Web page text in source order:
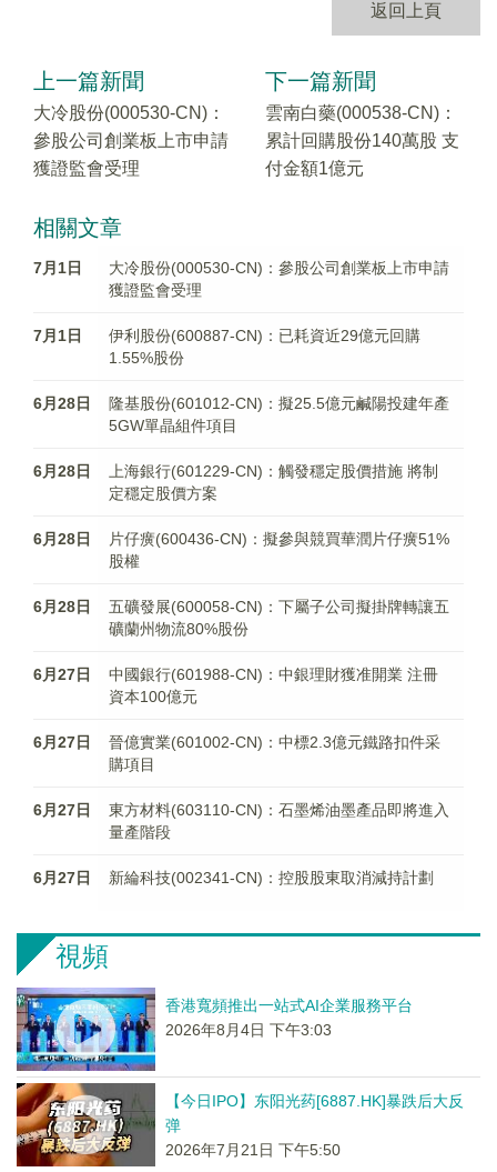
返回上頁
上一篇新聞
大冷股份(000530-CN)：
參股公司創業板上市申請
獲證監會受理
下一篇新聞
雲南白藥(000538-CN)：
累計回購股份140萬股 支
付金額1億元
相關文章
7月1日
大冷股份(000530-CN)：參股公司創業板上市申請
獲證監會受理
7月1日
伊利股份(600887-CN)：已耗資近29億元回購
1.55%股份
6月28日
隆基股份(601012-CN)：擬25.5億元鹹陽投建年產
5GW單晶組件項目
6月28日
上海銀行(601229-CN)：觸發穩定股價措施 將制
定穩定股價方案
6月28日
片仔癀(600436-CN)：擬參與競買華潤片仔癀51%
股權
6月28日
五礦發展(600058-CN)：下屬子公司擬掛牌轉讓五
礦蘭州物流80%股份
6月27日
中國銀行(601988-CN)：中銀理財獲准開業 注冊
資本100億元
6月27日
晉億實業(601002-CN)：中標2.3億元鐵路扣件采
購項目
6月27日
東方材料(603110-CN)：石墨烯油墨產品即將進入
量產階段
6月27日 新綸科技(002341-CN)：控股股東取消減持計劃
視頻
香港寬頻推出一站式AI企業服務平台
2026年8月4日 下午3:03
【今日IPO】东阳光药[6887.HK]暴跌后大反
弹
2026年7月21日 下午5:50